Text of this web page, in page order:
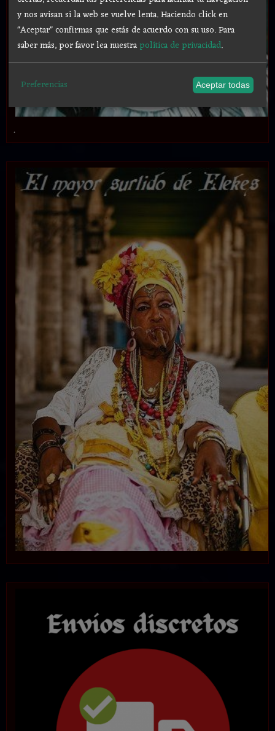
.
y nos avisan si la web se vuelve lenta. Haciendo click en
"Aceptar" confirmas que estás de acuerdo con su uso.Para
saber más, por favor lea nuestrapolítica de privacidad.
Preferencias Aceptar todas